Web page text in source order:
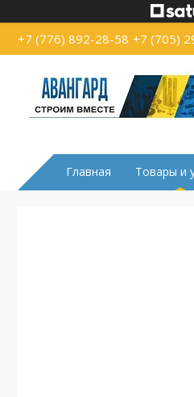
+7 (776) 892-28-58 +7 (705)
Главная Товары и